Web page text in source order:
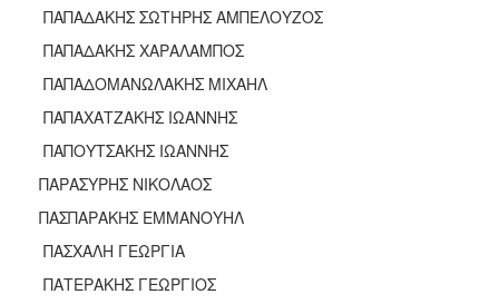
ΠΑΠΑΔΑΚΗΣ ΣΩΤΗΡΗΣ ΑΜΠΕΛΟΥΖΟΣ
ΠΑΠΑΔΑΚΗΣ ΧΑΡΑΛΑΜΠΟΣ
ΠΑΠΑΔΟΜΑΝΩΛΑΚΗΣ ΜΙΧΑΗΛ
ΠΑΠΑΧΑΤΖΑΚΗΣ ΙΩΑΝΝΗΣ
ΠΑΠΟΥΤΣΑΚΗΣ ΙΩΑΝΝΗΣ
ΠΑΡΑΣΥΡΗΣ ΝΙΚΟΛΑΟΣ
ΠΑΣΠΑΡΑΚΗΣ ΕΜΜΑΝΟΥΗΛ
ΠΑΣΧΑΛΗ ΓΕΩΡΓΙΑ
ΠΑΤΕΡΑΚΗΣ ΓΕΩΡΓΙΟΣ